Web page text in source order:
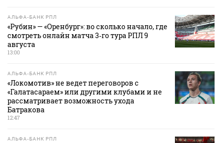
АЛЬФА-БАНК РПЛ
«Рубин» — «Оренбург»: во сколько начало, где
смотреть онлайн матча 3‑го тура РПЛ 9
августа
13:00
АЛЬФА-БАНК РПЛ
«Локомотив» не ведет переговоров с
«Галатасараем» или другими клубами и не
рассматривает возможность ухода
Батракова
12:47
АЛЬФА-БАНК РПЛ